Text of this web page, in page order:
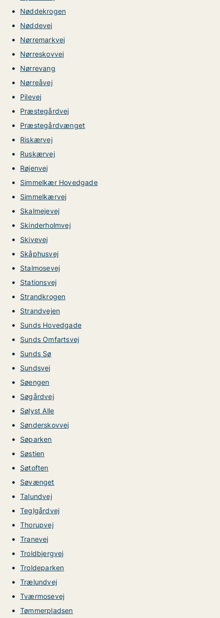
Nøddekrogen
Nøddevej
Nørremarkvej
Nørreskovvej
Nørrevang
Nørreåvej
Pilevej
Præstegårdvej
Præstegårdvænget
Riskærvej
Ruskærvej
Røjenvej
Simmelkær Hovedgade
Simmelkærvej
Skalmejevej
Skinderholmvej
Skivevej
Skåphusvej
Stalmosevej
Stationsvej
Strandkrogen
Strandvejen
Sunds Hovedgade
Sunds Omfartsvej
Sunds Sø
Sundsvej
Søengen
Søgårdvej
Sølyst Alle
Sønderskovvej
Søparken
Søstien
Søtoften
Søvænget
Talundvej
Teglgårdvej
Thorupvej
Tranevej
Troldbjergvej
Troldeparken
Trælundvej
Tværmosevej
Tømmerpladsen